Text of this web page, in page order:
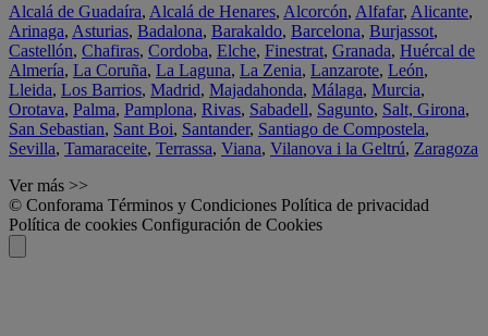
Alcalá de Guadaíra, Alcalá de Henares, Alcorcón, Alfafar, Alicante,
Arinaga, Asturias, Badalona, Barakaldo, Barcelona, Burjassot,
Castellón, Chafiras, Cordoba, Elche, Finestrat, Granada, Huércal de
Almería, La Coruña, La Laguna, La Zenia, Lanzarote, León,
Lleida, Los Barrios, Madrid, Majadahonda, Málaga, Murcia,
Orotava, Palma, Pamplona, Rivas, Sabadell, Sagunto, Salt, Girona,
San Sebastian, Sant Boi, Santander, Santiago de Compostela,
Sevilla, Tamaraceite, Terrassa, Viana, Vilanova i la Geltrú, Zaragoza
Ver más >>
© Conforama Términos y Condiciones Política de privacidad
Política de cookies Configuración de Cookies